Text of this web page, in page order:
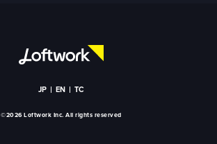
JP EN TC
©2026 Loftwork Inc. All rights reserved